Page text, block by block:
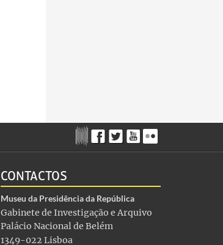
CONTACTOS
Museu da Presidência da República
Gabinete de Investigação e Arquivo
Palácio Nacional de Belém
1349-022 Lisboa